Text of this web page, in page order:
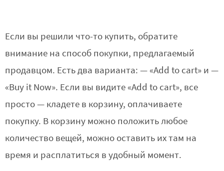
Если вы решили что-то купить, обратите
внимание на способ покупки, предлагаемый
продавцом. Есть два варианта: — «Add to cart» и —
«Buy it Now». Если вы видите «Add to cart», все
просто — кладете в корзину, оплачиваете
покупку. В корзину можно положить любое
количество вещей, можно оставить их там на
время и расплатиться в удобный момент.